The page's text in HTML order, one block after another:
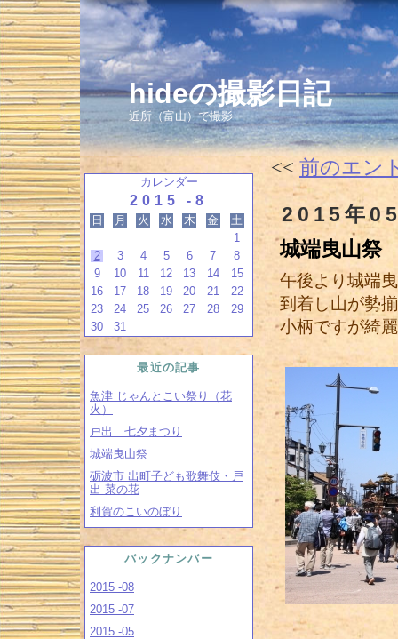
hideの撮影日記
近所（富山）で撮影
カレンダー
2015 -8
日 月 火 水 木 金
土
1
2
3 4 5 6 7
8
9
10 11 12 13 14
15
16
17 18 19 20 21
22
23
24 25 26 27 28
29
30
31
最近の記事
魚津 じゃんとこい祭り（花
火）
戸出 七夕まつり
城端曳山祭
砺波市 出町子ども歌舞伎・戸
出 菜の花
利賀のこいのぼり
バックナンバー
2015 -08
2015 -07
2015 -05
<< 前のエン
2015年
城端曳山祭
午後より城端
到着し山が勢
小柄ですが綺